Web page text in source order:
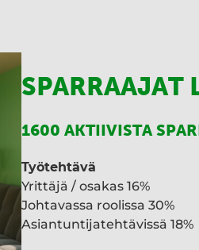
SPARRAAJAT
1600 AKTIIVISTA
Työtehtävä
Yrittäjä / osakas 16%
Johtavassa roolissa 30%
Asiantuntijatehtävissä 18%